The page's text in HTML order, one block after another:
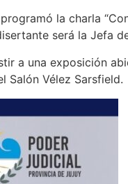
la charla
será la Jefa
a una exposición
Salón Vélez Sarsfield.